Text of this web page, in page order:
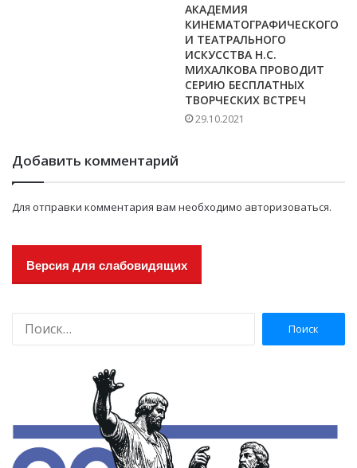
АКАДЕМИЯ
КИНЕМАТОГРАФИЧЕСКОГО
И ТЕАТРАЛЬНОГО
ИСКУССТВА Н.С.
МИХАЛКОВА ПРОВОДИТ
СЕРИЮ БЕСПЛАТНЫХ
ТВОРЧЕСКИХ ВСТРЕЧ
29.10.2021
Добавить комментарий
Для отправки комментария вам необходимо авторизоваться.
Версия для слабовидящих